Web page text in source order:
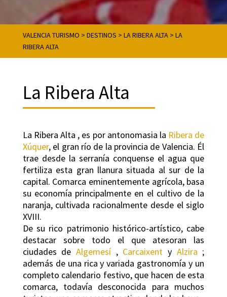
VALENCIA TURISMO > DESTINOS > LA RIBERA ALTA> LA
RIBERA ALTA
La Ribera Alta
La Ribera Alta , es por antonomasia la Ribera de
Xúquer, el gran río de la provincia de Valencia. Él
trae desde la serranía conquense el agua que
fertiliza esta gran llanura situada al sur de la
capital. Comarca eminentemente agrícola, basa
su economía principalmente en el cultivo de la
naranja, cultivada racionalmente desde el siglo
XVIII.
De su rico patrimonio histórico-artístico, cabe
destacar sobre todo el que atesoran las
ciudades deAlgemesí , Carcaixent y Alzira ;
además de una rica y variada gastronomía y un
completo calendario festivo, que hacen de esta
comarca, todavía desconocida para muchos